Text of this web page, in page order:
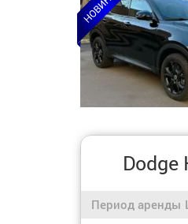
Dodge
Период аренды /
Период аренды